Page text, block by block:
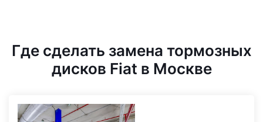
Где сделать замена тормозных
дисков Fiat в Москве